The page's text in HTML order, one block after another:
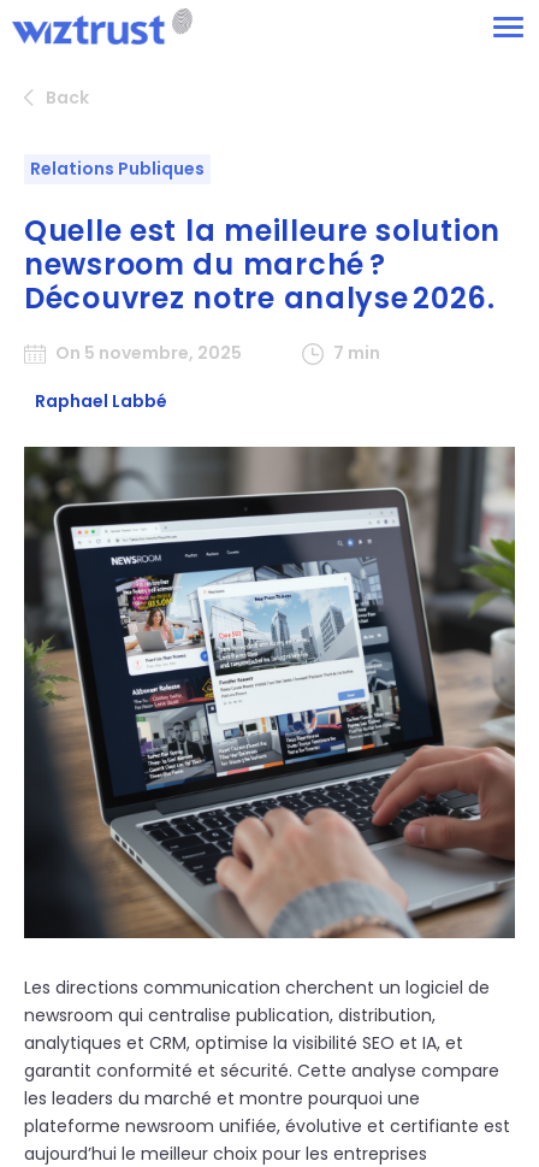
Back
Relations Publiques
Quelle est la meilleure solution
newsroom du marché ?
Découvrez notre analyse 2026.
On 5 novembre, 2025
7 min
Raphael Labbé
Les directions communication cherchent un logiciel de
newsroom qui centralise publication, distribution,
analytiques et CRM, optimise la visibilité SEO et IA, et
garantit conformité et sécurité. Cette analyse compare
les leaders du marché et montre pourquoi une
plateforme newsroom unifiée, évolutive et certifiante est
aujourd’hui le meilleur choix pour les entreprises